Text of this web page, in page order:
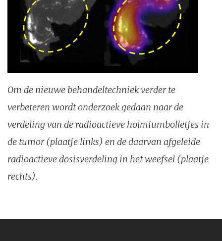
Om de nieuwe behandeltechniek verder te
verbeteren wordt onderzoek gedaan naar de
verdeling van de radioactieve holmiumbolletjes in
de tumor (plaatje links) en de daarvan afgeleide
radioactieve dosisverdeling in het weefsel (plaatje
rechts).